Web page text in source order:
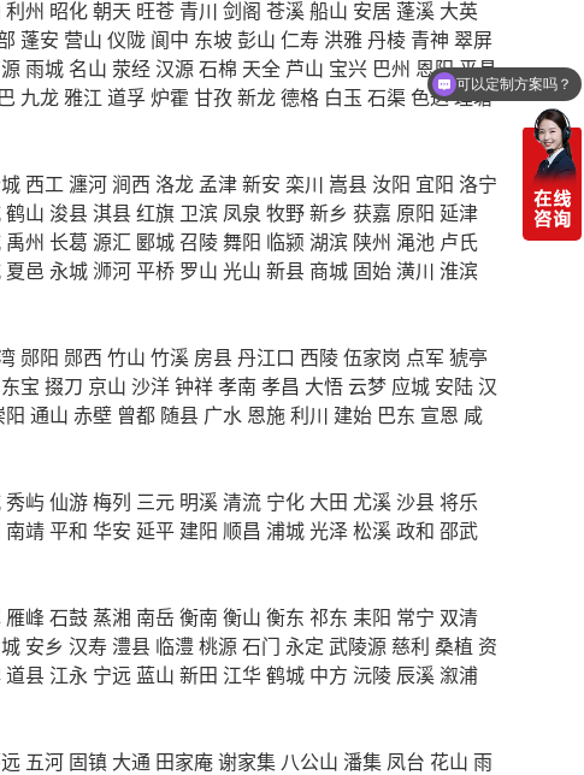
利州 昭化朝天 旺苍 青川 剑阁 苍溪船山 安居 蓬溪 大英
蓬安 营山 仪陇 阆中 东坡彭山 仁寿 洪雅丹棱 青神 翠屏
雨城 名山 荥经汉源石棉 天全 芦山 宝兴 巴州 恩阳平昌
九龙雅江 道孚炉霍 甘孜新龙德格 白玉 石渠色达理塘
西工瀍河涧西 洛龙 孟津新安 栾川 嵩县 汝阳 宜阳 洛宁
鹤山 浚县淇县红旗 卫滨 凤泉 牧野新乡 获嘉 原阳 延津
禹州 长葛 源汇 郾城召陵舞阳 临颍 湖滨 陕州 渑池 卢氏
夏邑 永城浉河平桥 罗山 光山 新县 商城 固始潢川 淮滨
郧阳 郧西 竹山 竹溪 房县丹江口 西陵伍家岗 点军 猇亭
东宝 掇刀 京山 沙洋钟祥孝南 孝昌 大悟 云梦 应城 安陆汉
阳 通山 赤壁 曾都 随县 广水 恩施利川 建始 巴东 宣恩 咸
秀屿仙游梅列 三元 明溪清流 宁化 大田 尤溪沙县将乐
南靖平和 华安 延平 建阳 顺昌 浦城光泽松溪政和 邵武
雁峰 石鼓 蒸湘 南岳衡南 衡山 衡东 祁东 耒阳 常宁 双清
安乡 汉寿 澧县 临澧桃源石门 永定 武陵源 慈利 桑植 资
道县 江永 宁远 蓝山 新田 江华鹤城 中方 沅陵 辰溪 溆浦
五河 固镇 大通 田家庵谢家集 八公山 潘集 凤台 花山 雨
你们电话多少
可以定制方案吗？